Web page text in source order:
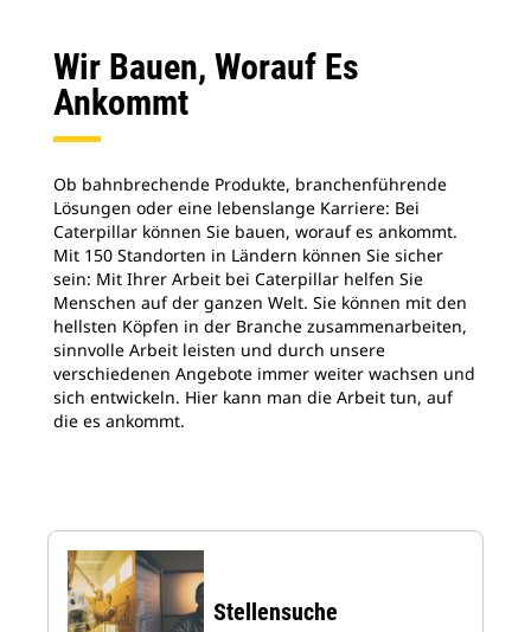
Wir Bauen, Worauf Es
Ankommt
Ob bahnbrechende Produkte, branchenführende
Lösungen oder eine lebenslange Karriere: Bei
Caterpillar können Sie bauen, worauf es ankommt.
Mit 150 Standorten in Ländern können Sie sicher
sein: Mit Ihrer Arbeit bei Caterpillar helfen Sie
Menschen auf der ganzen Welt. Sie können mit den
hellsten Köpfen in der Branche zusammenarbeiten,
sinnvolle Arbeit leisten und durch unsere
verschiedenen Angebote immer weiter wachsen und
sich entwickeln. Hier kann man die Arbeit tun, auf
die es ankommt.
Stellensuche